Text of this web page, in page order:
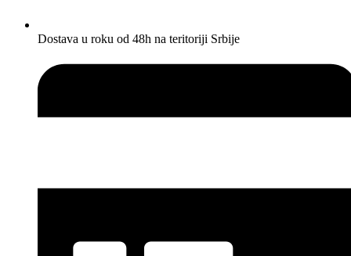
Dostava u roku od 48h na teritoriji Srbije